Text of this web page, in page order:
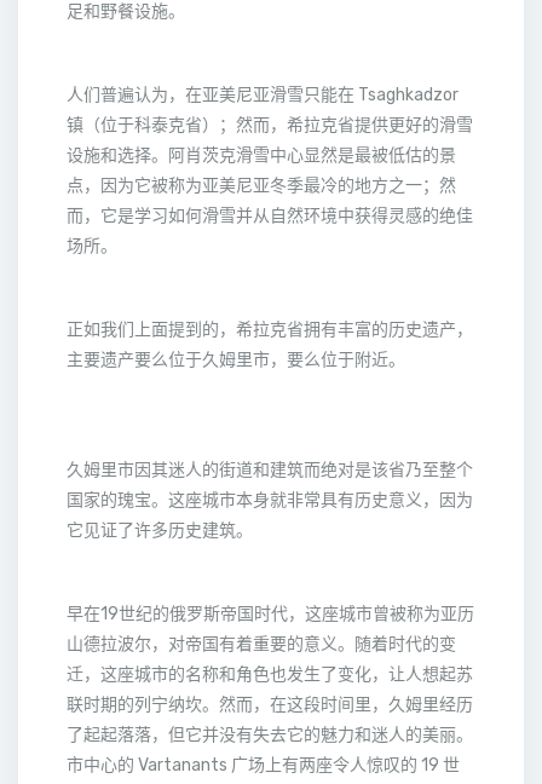
足和野餐设施。
人们普遍认为，在亚美尼亚滑雪只能在 Tsaghkadzor
镇（位于科泰克省）；然而，希拉克省提供更好的滑雪
设施和选择。阿肖茨克滑雪中心显然是最被低估的景
点，因为它被称为亚美尼亚冬季最冷的地方之一；然
而，它是学习如何滑雪并从自然环境中获得灵感的绝佳
场所。
正如我们上面提到的，希拉克省拥有丰富的历史遗产，
主要遗产要么位于久姆里市，要么位于附近。
久姆里市因其迷人的街道和建筑而绝对是该省乃至整个
国家的瑰宝。这座城市本身就非常具有历史意义，因为
它见证了许多历史建筑。
早在19世纪的俄罗斯帝国时代，这座城市曾被称为亚历
山德拉波尔，对帝国有着重要的意义。随着时代的变
迁，这座城市的名称和角色也发生了变化，让人想起苏
联时期的列宁纳坎。然而，在这段时间里，久姆里经历
了起起落落，但它并没有失去它的魅力和迷人的美丽。
市中心的 Vartanants 广场上有两座令人惊叹的 19 世